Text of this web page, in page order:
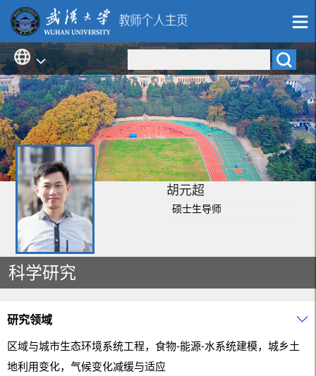
胡元超
硕士生导师
科学研究
研究领域
区域与城市生态环境系统工程，食物-能源-水系统建模，城乡土
地利用变化，气候变化减缓与适应